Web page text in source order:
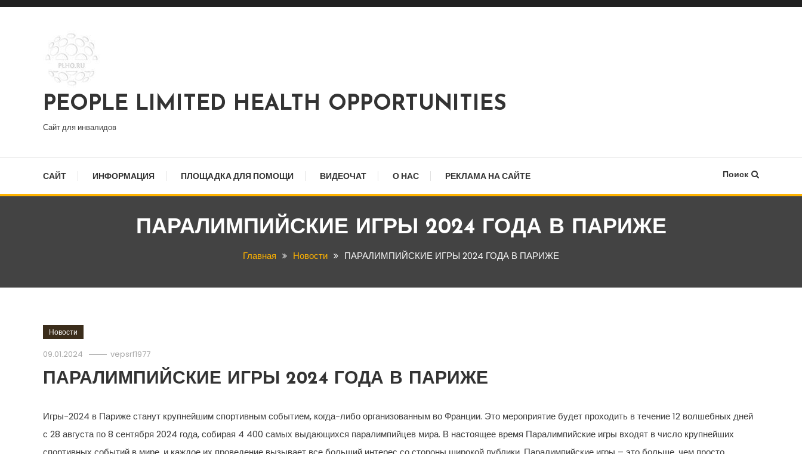
Перейти
содержимому
PEOPLE LIMITED HEALTH OPPORTUNITIES
Сайт для инвалидов
САЙТ ИНФОРМАЦИЯ ПЛОЩАДКА ДЛЯ ПОМОЩИ ВИДЕОЧАТ О НАС РЕКЛАМА НА САЙТЕ Поиск
ПАРАЛИМПИЙСКИЕ ИГРЫ 2024 ГОДА В ПАРИЖЕ
Главная Новости ПАРАЛИМПИЙСКИЕ ИГРЫ 2024 ГОДА В ПАРИЖЕ
Новости
09.01.2024 vepsrf1977
ПАРАЛИМПИЙСКИЕ ИГРЫ 2024 ГОДА В ПАРИЖЕ
Игры-2024 в Париже станут крупнейшим спортивным событием, когда-либо организованным во Франции. Это мероприятие будет проходить в течение 12 волшебных дней
с 28 августа по 8 сентября 2024 года, собирая 4 400 самых выдающихся паралимпийцев мира. В настоящее время Паралимпийские игры входят в число крупнейших